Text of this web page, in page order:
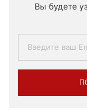
Вы будете